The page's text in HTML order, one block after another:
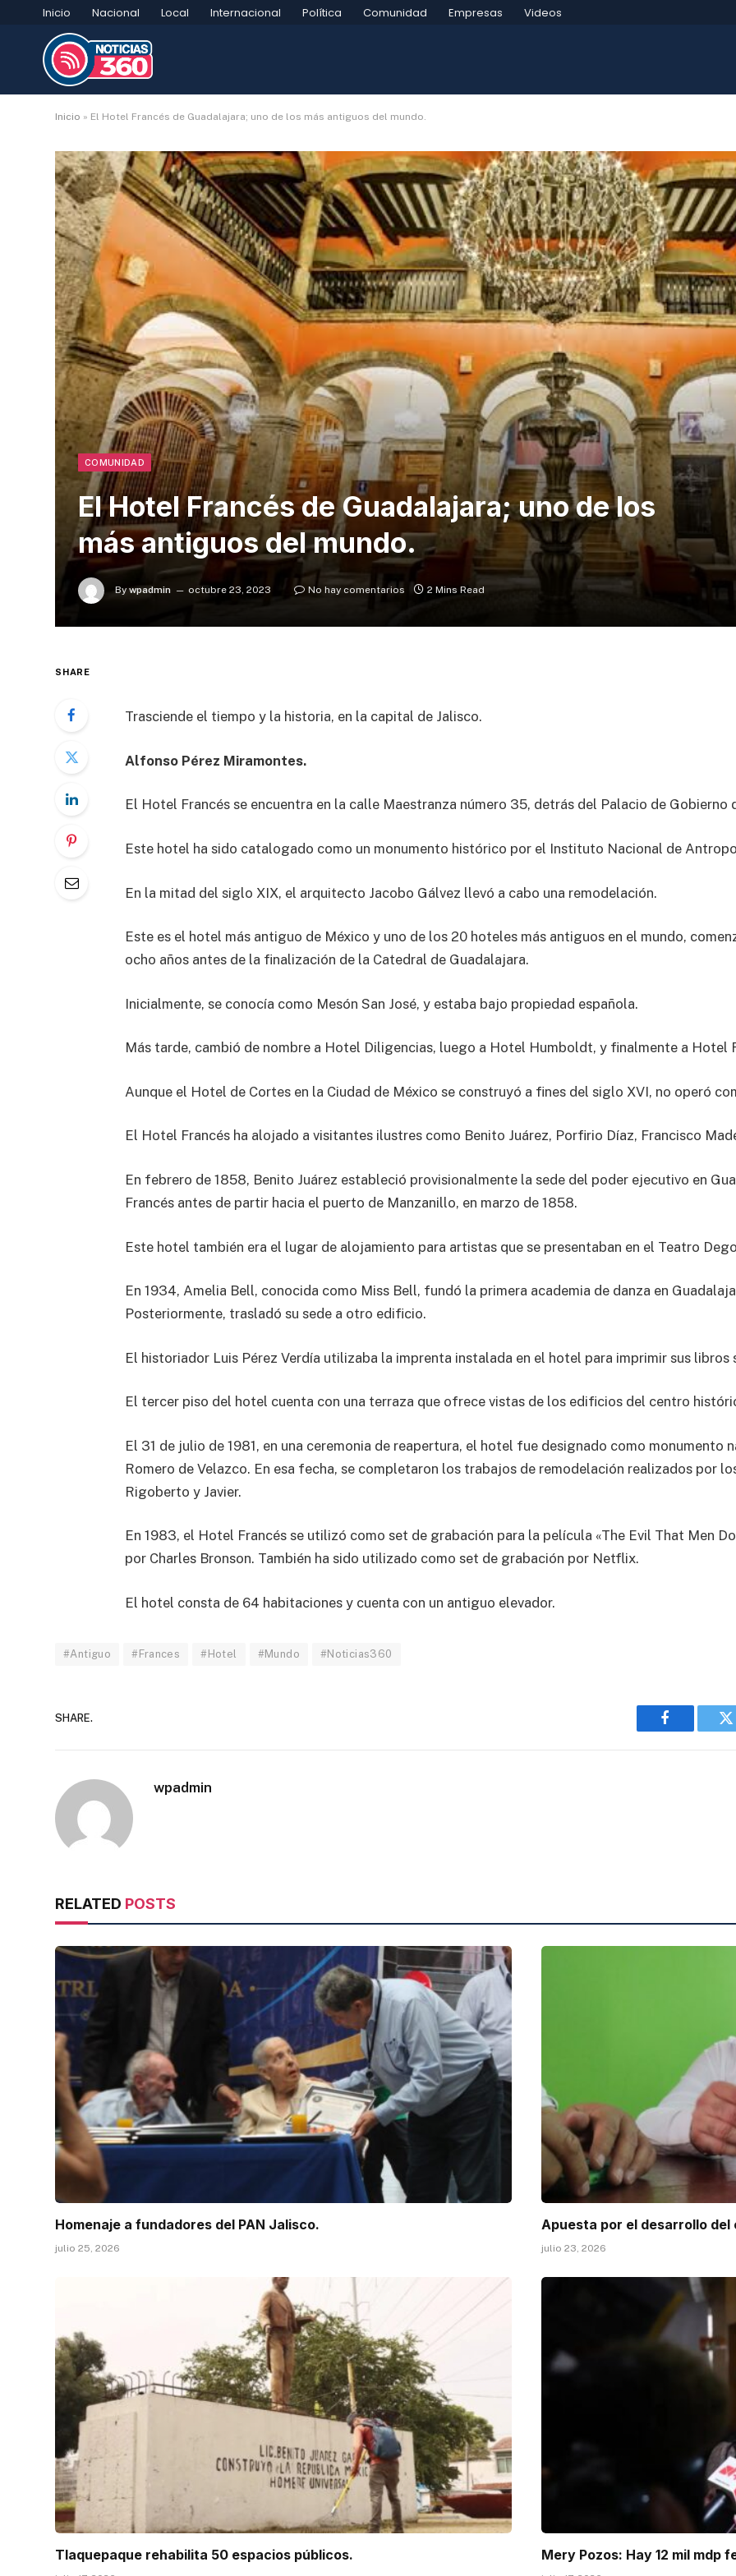
Inicio Nacional Local Internacional Política Comunidad Empresas Videos
Inicio » El Hotel Francés de Guadalajara; uno de los más antiguos del mundo.
COMUNIDAD
El Hotel Francés de Guadalajara; uno de los
más antiguos del mundo.
By wpadmin octubre 23, 2023 No hay comentarios 2 Mins Read
SHARE
Trasciende el tiempo y la historia, en la capital de Jalisco.
Alfonso Pérez Miramontes.
El Hotel Francés se encuentra en la calle Maestranza número 35, detrás del Palacio de Gobierno
Este hotel ha sido catalogado como un monumento histórico por el Instituto Nacional de
En la mitad del siglo XIX, el arquitecto Jacobo Gálvez llevó a cabo una remodelación.
Este es el hotel más antiguo de México y uno de los 20 hoteles más antiguos en el mundo,
ocho años antes de la finalización de la Catedral de Guadalajara.
Inicialmente, se conocía como Mesón San José, y estaba bajo propiedad española.
Más tarde, cambió de nombre a Hotel Diligencias, luego a Hotel Humboldt, y finalmente a Hotel
Aunque el Hotel de Cortes en la Ciudad de México se construyó a fines del siglo XVI, no operó
El Hotel Francés ha alojado a visitantes ilustres como Benito Juárez, Porfirio Díaz, Francisco
En febrero de 1858, Benito Juárez estableció provisionalmente la sede del poder ejecutivo en
Francés antes de partir hacia el puerto de Manzanillo, en marzo de 1858.
Este hotel también era el lugar de alojamiento para artistas que se presentaban en el Teatro
En 1934, Amelia Bell, conocida como Miss Bell, fundó la primera academia de danza en
Posteriormente, trasladó su sede a otro edificio.
El historiador Luis Pérez Verdía utilizaba la imprenta instalada en el hotel para imprimir sus libros
El tercer piso del hotel cuenta con una terraza que ofrece vistas de los edificios del centro
El 31 de julio de 1981, en una ceremonia de reapertura, el hotel fue designado como monumento
Romero de Velazco. En esa fecha, se completaron los trabajos de remodelación realizados por
Rigoberto y Javier.
En 1983, el Hotel Francés se utilizó como set de grabación para la película «The Evil That Men
por Charles Bronson. También ha sido utilizado como set de grabación por Netflix.
El hotel consta de 64 habitaciones y cuenta con un antiguo elevador.
#Antiguo #Frances #Hotel #Mundo #Noticias360
SHARE.
Facebook
wpadmin
RELATED POSTS
Homenaje a fundadores del PAN Jalisco.
julio 25, 2026
Apuesta por el desarrollo
julio 23, 2026
Tlaquepaque rehabilita 50 espacios públicos. Mery Pozos: Hay 12 mil mdp